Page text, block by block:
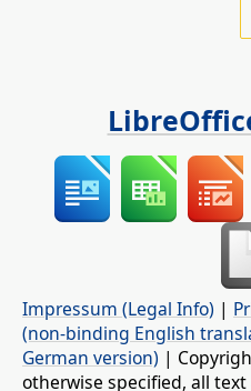
Impressum (Legal Info) |
(non-binding English
German version) |
otherwise specified, all